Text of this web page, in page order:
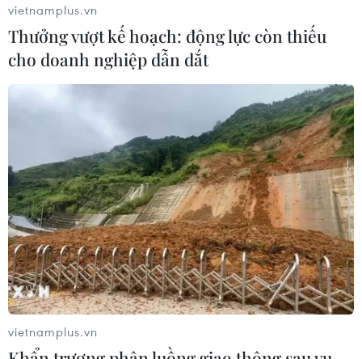
Ảo hóa hạ tầng bằng VCloud giúp giảm chi
phí đầu tư công nghệ
15/08/2014 04:26
Giải pháp ảo hóa hạ tầng VCloud có thể giúp các tổ
chức, doanh nghiệp giảm chi phí đầu tư hệ thống công
nghệ thông tin tới 10 lần.
vietnamplus.vn
Thưởng vượt kế hoạch: động lực còn thiếu
cho doanh nghiệp dẫn dắt
vietnamplus.vn